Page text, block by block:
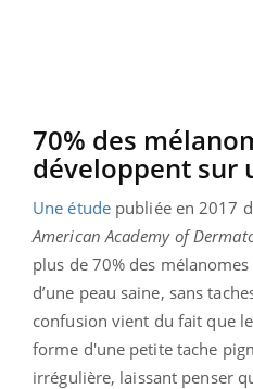
70% des
développent sur
Une étudepubliée en 2017
American Academy of
plus de 70% des
d’une peau saine, sans
confusion vient du fait que
forme d'une petite tache
irrégulière, laissant penser